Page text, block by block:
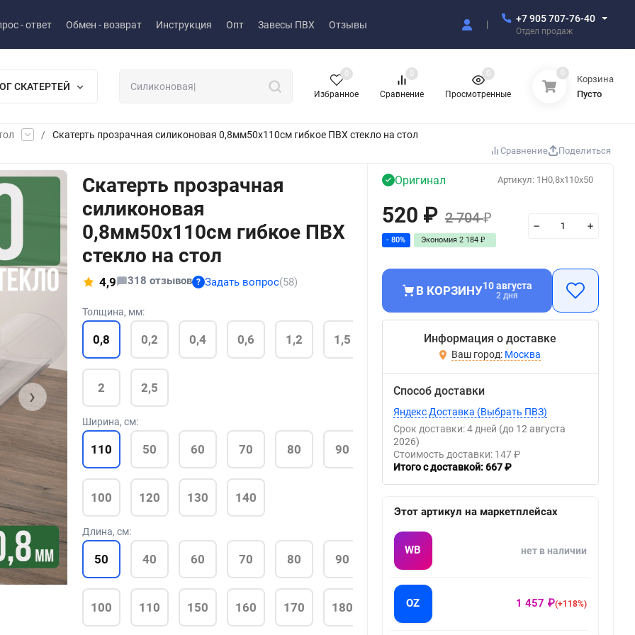
- ответ Обмен - возврат Инструкция Опт Завесы ПВХ Отзывы
+7 905 707-76-40
Отдел продаж
СКАТЕРТЕЙ
Избранное
0
Сравнение
0
Просмотренные
0 0
Корзина
Пусто
/ Скатерть прозрачная силиконовая 0,8мм50x110см гибкое ПВХ стекло на стол
Сравнение Поделиться
›
Скатерть прозрачная
силиконовая
0,8мм50x110см гибкое ПВХ
стекло на стол
4,9 318 отзывов ? Задать вопрос(58)
Толщина, мм:
0,8 0,2 0,4 0,6 1,2 1,5
2 2,5
Ширина, см:
110 50 60 70 80 90
100 120 130 140
Длина, см:
50 40 60 70 80 90
100 110 150 160 170 180
Артикул: 1H0,8x110x50
Оригинал
520 ₽ 2 704₽
- 80% Экономия 2 184 ₽
В КОРЗИНУ10 августа
2 дня
Информация о доставке
Москва
Способ доставки
Яндекс Доставка (Выбрать ПВЗ)
Срок доставки: 4 дней (до 12 августа
2026)
Стоимость доставки: 147 ₽
Итого с доставкой: 667 ₽
Этот артикул на маркетплейсах
WB нет в наличии
OZ 1 457 ₽(+118%)